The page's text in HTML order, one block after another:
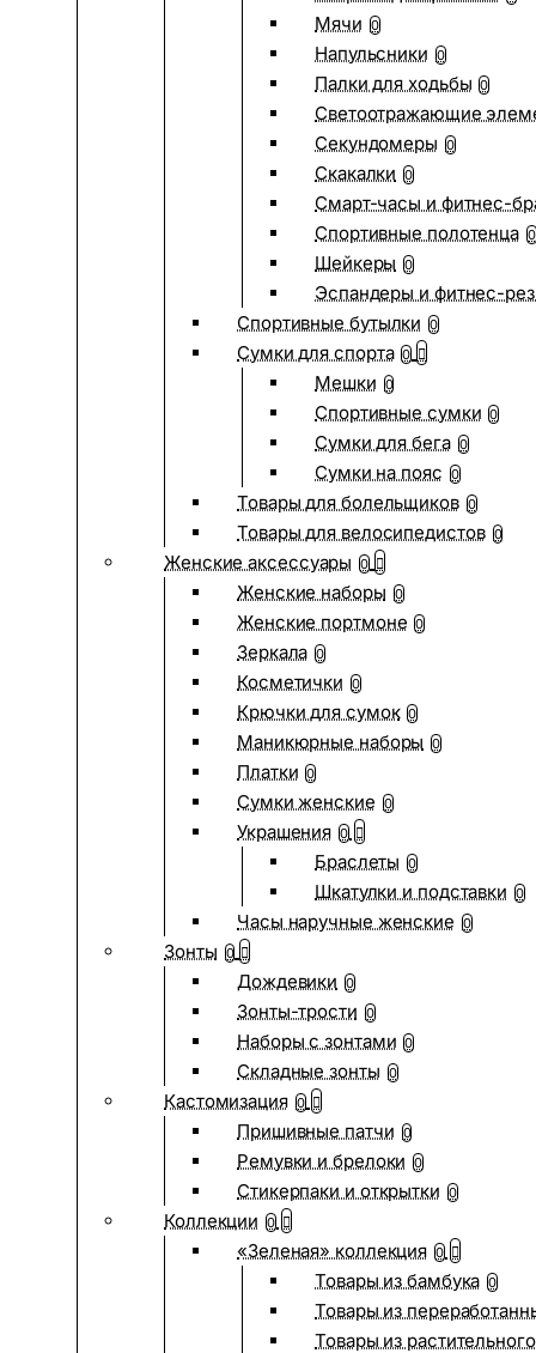
Мячи 0
Напульсники 0
Палки для ходьбы 0
Светоотражающие
Секундомеры 0
Скакалки 0
Смарт-часы и фитнес-
Спортивные полотенца 0
Шейкеры 0
Эспандеры и фитнес-
Спортивные бутылки 0
Сумки для спорта 0
Мешки 0
Спортивные сумки 0
Сумки для бега 0
Сумки на пояс 0
Товары для болельщиков 0
Товары для велосипедистов 0
Женские аксессуары 0
Женские наборы 0
Женские портмоне 0
Зеркала 0
Косметички 0
Крючки для сумок 0
Маникюрные наборы 0
Платки 0
Сумки женские 0
Украшения 0
Браслеты 0
Шкатулки и подставки 0
Часы наручные женские 0
Зонты 0
Дождевики 0
Зонты-трости 0
Наборы с зонтами 0
Складные зонты 0
Кастомизация 0
Пришивные патчи 0
Ремувки и брелоки 0
Стикерпаки и открытки 0
Коллекции 0
«Зеленая» коллекция 0
Товары из бамбука 0
Товары из
Товары из